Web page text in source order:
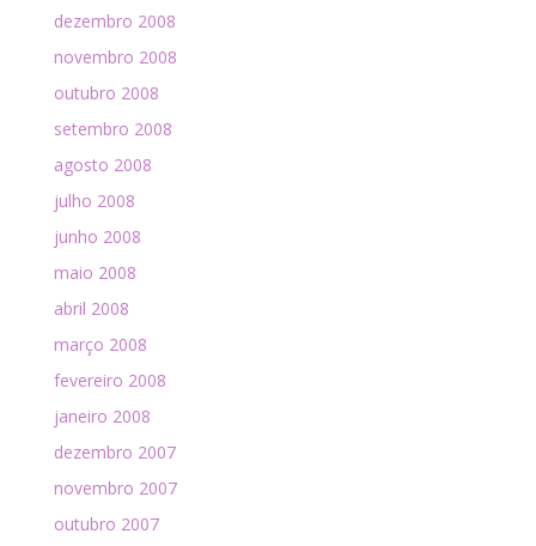
dezembro 2008
novembro 2008
outubro 2008
setembro 2008
agosto 2008
julho 2008
junho 2008
maio 2008
abril 2008
março 2008
fevereiro 2008
janeiro 2008
dezembro 2007
novembro 2007
outubro 2007